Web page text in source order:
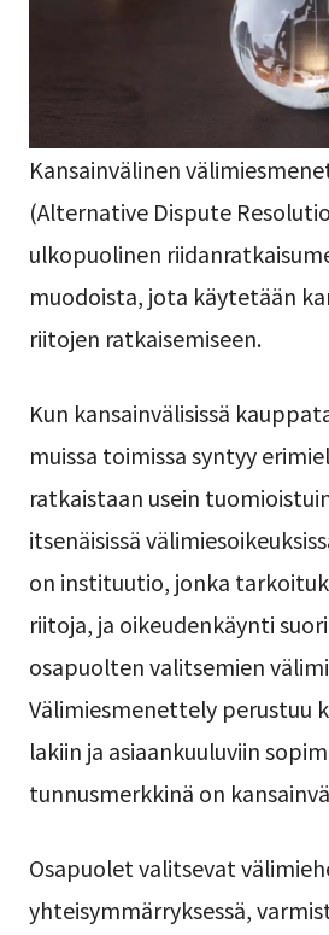
Kansainvälinen
(Alternative Dispute
ulkopuolinen
muodoista, jota käytetään
riitojen ratkaisemiseen.
Kun kansainvälisissä
muissa toimissa syntyy
ratkaistaan usein
itsenäisissä
on instituutio, jonka
riitoja, ja oikeudenkäynti
osapuolten valitsemien
Välimiesmenettely perustuu
lakiin ja asiaankuuluviin
tunnusmerkkinä on
Osapuolet valitsevat
yhteisymmärryksessä,